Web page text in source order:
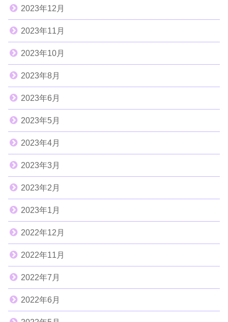
2023年12月
2023年11月
2023年10月
2023年8月
2023年6月
2023年5月
2023年4月
2023年3月
2023年2月
2023年1月
2022年12月
2022年11月
2022年7月
2022年6月